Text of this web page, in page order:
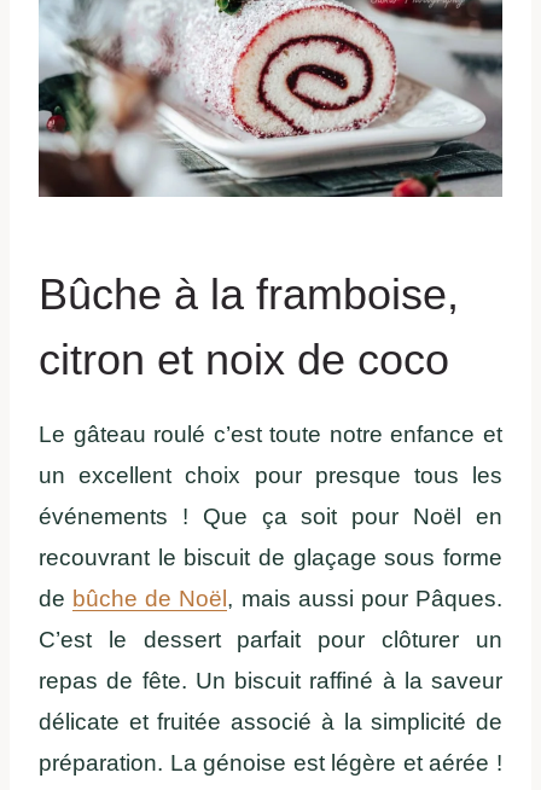
Bûche à la framboise,
citron et noix de coco
Le gâteau roulé c’est toute notre enfance et
un excellent choix pour presque tous les
événements ! Que ça soit pour Noël en
recouvrant le biscuit de glaçage sous forme
de bûche de Noël , mais aussi pour Pâques.
C’est le dessert parfait pour clôturer un
repas de fête. Un biscuit raffiné à la saveur
délicate et fruitée associé à la simplicité de
préparation. La génoise est légère et aérée !